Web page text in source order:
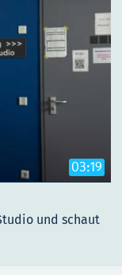
03:19
und schaut